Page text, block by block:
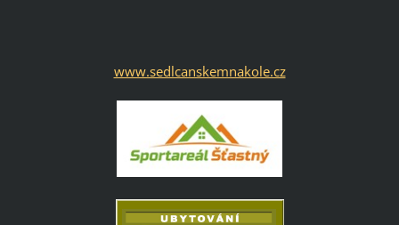
www.sedlcanskemnakole.cz